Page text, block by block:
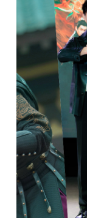
o
n
t
e
n
t